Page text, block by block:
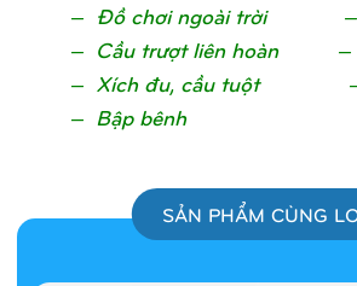
– Đồ chơi ngoài trời – Đồ
– Cầu trượt liên hoàn –
– Xích đu, cầu tuột –
– Bập bênh -
SẢN PHẨM CÙNG